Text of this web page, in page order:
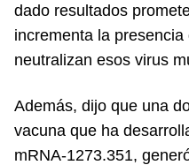
dado resultados
incrementa la
neutralizan esos virus
Además, dijo que una
vacuna que ha
mRNA-1273.351,